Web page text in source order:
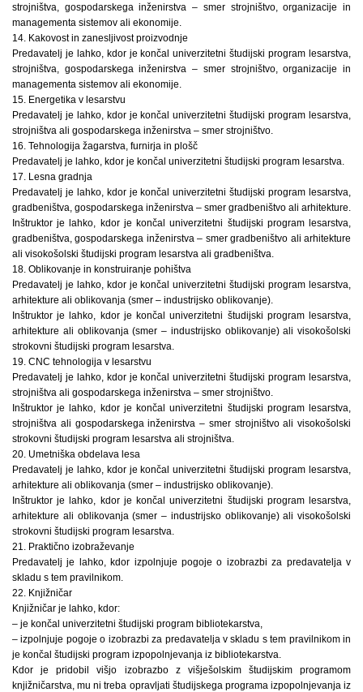
strojništva, gospodarskega inženirstva – smer strojništvo, organizacije in
managementa sistemov ali ekonomije.
14. Kakovost in zanesljivost proizvodnje
Predavatelj je lahko, kdor je končal univerzitetni študijski program lesarstva,
strojništva, gospodarskega inženirstva – smer strojništvo, organizacije in
managementa sistemov ali ekonomije.
15. Energetika v lesarstvu
Predavatelj je lahko, kdor je končal univerzitetni študijski program lesarstva,
strojništva ali gospodarskega inženirstva – smer strojništvo.
16. Tehnologija žagarstva, furnirja in plošč
Predavatelj je lahko, kdor je končal univerzitetni študijski program lesarstva.
17. Lesna gradnja
Predavatelj je lahko, kdor je končal univerzitetni študijski program lesarstva,
gradbeništva, gospodarskega inženirstva – smer gradbeništvo ali arhitekture.
Inštruktor je lahko, kdor je končal univerzitetni študijski program lesarstva,
gradbeništva, gospodarskega inženirstva – smer gradbeništvo ali arhitekture
ali visokošolski študijski program lesarstva ali gradbeništva.
18. Oblikovanje in konstruiranje pohištva
Predavatelj je lahko, kdor je končal univerzitetni študijski program lesarstva,
arhitekture ali oblikovanja (smer – industrijsko oblikovanje).
Inštruktor je lahko, kdor je končal univerzitetni študijski program lesarstva,
arhitekture ali oblikovanja (smer – industrijsko oblikovanje) ali visokošolski
strokovni študijski program lesarstva.
19. CNC tehnologija v lesarstvu
Predavatelj je lahko, kdor je končal univerzitetni študijski program lesarstva,
strojništva ali gospodarskega inženirstva – smer strojništvo.
Inštruktor je lahko, kdor je končal univerzitetni študijski program lesarstva,
strojništva ali gospodarskega inženirstva – smer strojništvo ali visokošolski
strokovni študijski program lesarstva ali strojništva.
20. Umetniška obdelava lesa
Predavatelj je lahko, kdor je končal univerzitetni študijski program lesarstva,
arhitekture ali oblikovanja (smer – industrijsko oblikovanje).
Inštruktor je lahko, kdor je končal univerzitetni študijski program lesarstva,
arhitekture ali oblikovanja (smer – industrijsko oblikovanje) ali visokošolski
strokovni študijski program lesarstva.
21. Praktično izobraževanje
Predavatelj je lahko, kdor izpolnjuje pogoje o izobrazbi za predavatelja v
skladu s tem pravilnikom.
22. Knjižničar
Knjižničar je lahko, kdor:
– je končal univerzitetni študijski program bibliotekarstva,
– izpolnjuje pogoje o izobrazbi za predavatelja v skladu s tem pravilnikom in
je končal študijski program izpopolnjevanja iz bibliotekarstva.
Kdor je pridobil višjo izobrazbo z višješolskim študijskim programom
knjižničarstva, mu ni treba opravljati študijskega programa izpopolnjevanja iz